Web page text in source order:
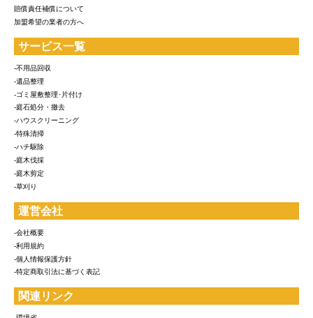
賠償責任補償について
加盟希望の業者の方へ
サービス一覧
-不用品回収
-遺品整理
-ゴミ屋敷整理･片付け
-庭石処分・撤去
-ハウスクリーニング
-特殊清掃
-ハチ駆除
-庭木伐採
-庭木剪定
-草刈り
運営会社
-会社概要
-利用規約
-個人情報保護方針
-特定商取引法に基づく表記
関連リンク